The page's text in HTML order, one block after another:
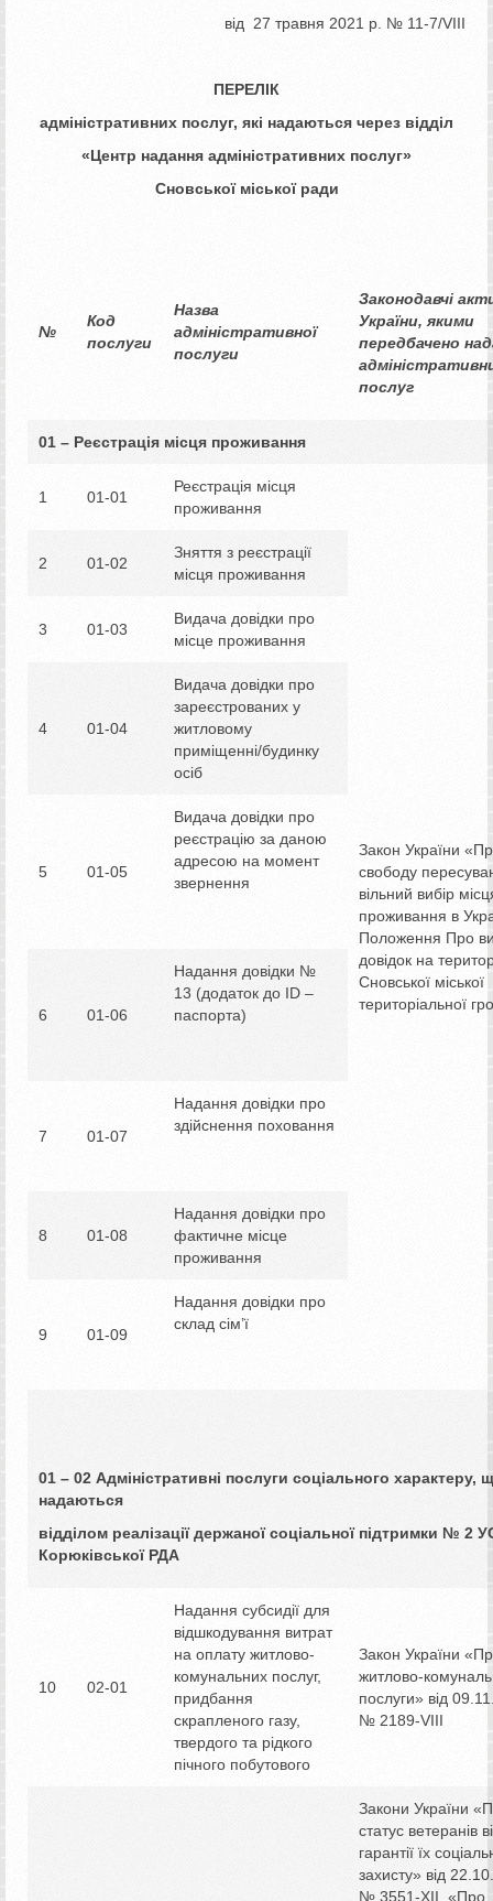
від 27 травня 2021 р. № 11-7/VІІІ
ПЕРЕЛІК
адміністративних послуг, які надаються через відділ
«Центр надання адміністративних послуг»
Сновської міської ради
№
Код
послуги
Назва
адміністративної
послуги
Законодавчі
України, якими
передбачено
послуг
01 – Реєстрація місця проживання
1 01-01
Реєстрація місця
проживання
Закон України
свободу
вільний вибір
проживання в
Положення Про
довідок на
Сновської міської
територіальної
2 01-02
Зняття з реєстрації
місця проживання
3 01-03
Видача довідки про
місце проживання
4 01-04
Видача довідки про
зареєстрованих у
житловому
приміщенні/будинку
осіб
5 01-05
Видача довідки про
реєстрацію за даною
адресою на момент
звернення
6 01-06
Надання довідки №
13 (додаток до ІD –
паспорта)
7 01-07
Надання довідки про
здійснення поховання
8 01-08
Надання довідки про
фактичне місце
проживання
9 01-09
Надання довідки про
склад сім’ї
01 – 02 Адміністративні послуги соціального характеру,
надаються
відділом реалізації держаної соціальної підтримки № 2
Корюківської РДА
10 02-01
Надання субсидії для
відшкодування витрат
на оплату житлово-
комунальних послуг,
придбання
скрапленого газу,
твердого та рідкого
пічного побутового
Закон України
житлово-
послуги» від
№ 2189-VIII
Закони України
статус ветеранів
гарантії їх
захисту» від
№ 3551-XII, «Про